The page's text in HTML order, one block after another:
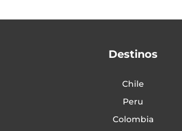
Destinos
Chile
Peru
Colombia